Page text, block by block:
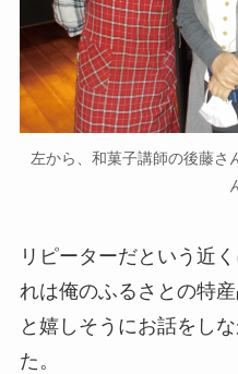
左から、和菓子講師の後藤さ
リピーターだという近
れは俺のふるさとの特
と嬉しそうにお話をし
た。